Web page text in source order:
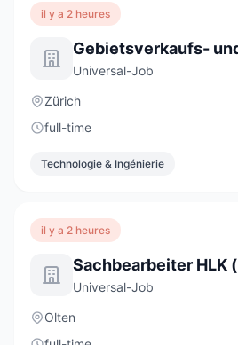
il y a 2 heures
Universal-Job
Zürich
full-time
Technologie & Ingénierie
il y a 2 heures
Sachbearbeiter HLK
Universal-Job
Olten